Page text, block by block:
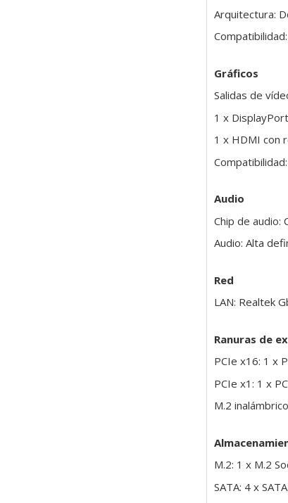
Arquitectura:
Gráficos
Salidas de
1 x
1 x HDMI con
Audio
Chip de audio:
Audio: Alta
Red
LAN: Realtek
Ranuras de
PCIe x16: 1 x
PCIe x1: 1 x
M.2
M.2: 1 x M.2
SATA: 4 x